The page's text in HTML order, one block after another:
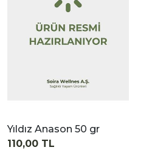
Yıldız Anason 50 gr
110,00 TL